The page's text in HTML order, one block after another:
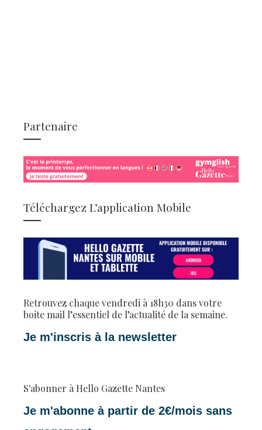
Partenaire
Téléchargez L’application Mobile
Retrouvez chaque vendredi à 18h30 dans votre
boite mail l’essentiel de l’actualité de la semaine.
Je m'inscris à la newsletter
S'abonner à Hello Gazette Nantes
Je m'abonne à partir de 2€/mois sans